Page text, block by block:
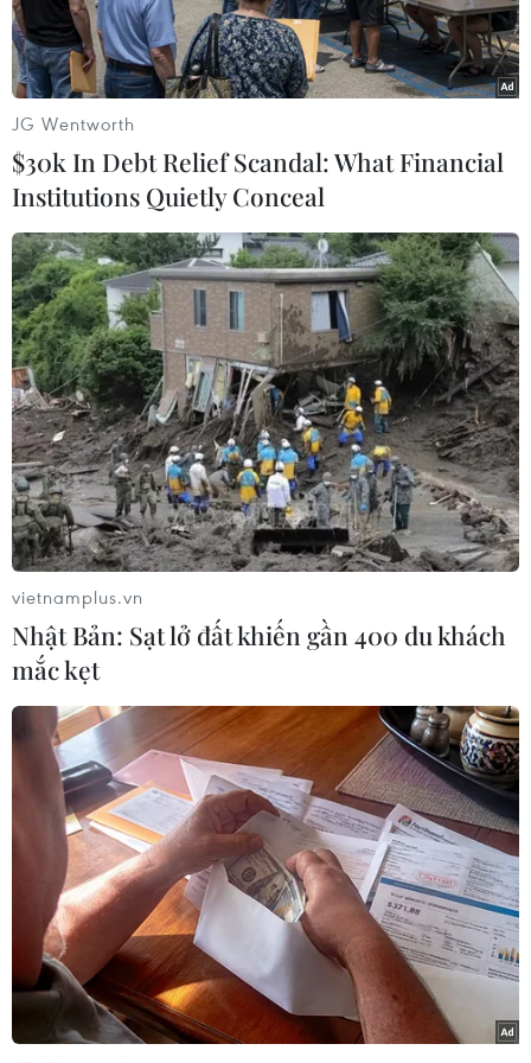
này.
Sản phẩm của Công ty Ống thép Hòa Phát đáp ứng các tiêu
chuẩn chất lượng xuất khẩu vào thị trường Canada. (Ảnh: Tuấn
Anh/TTXVN)
Hiệp định Đối tác toàn diện và Tiến bộ xuyên
Thái Bình Dương (CPTPP) mở ra cơ hội lớn để
Việt Nam-Canada thúc đẩy trao đổi thương mại.
Tuy nhiên, mức độ tận dụng các ưu đãi thuế
quan đối với hàng hóa Việt Nam xuất khẩu vào
Canada vẫn còn rất hạn chế, chưa phát huy hết
giá trị mà hiệp định này mang lại.
Đây là thông tin được bà Trần Thu Quỳnh, Tham
tán thương mại, Đại sứ quán Việt Nam tại
Canada chia sẻ tại Hội thảo CPTPP - Đối thoại
với Cục Hải quan Thành phố Hồ Chí Minh do
Tổng Lãnh sự quán Canada tại Thành phố Hồ
Chí Minh phối hợp Cục Hải quan Thành phố Hồ
Chí Minh tổ chức, ngày 28/3.
Theo bà Trần Thu Quỳnh, nếu như vào năm
2013 giá trị thương mại Việt Nam-Canada mới
JG Wentworth
$30k In Debt Relief Scandal: What Financial
Institutions Quietly Conceal
vietnamplus.vn
Nhật Bản: Sạt lở đất khiến gần 400 du khách
mắc kẹt